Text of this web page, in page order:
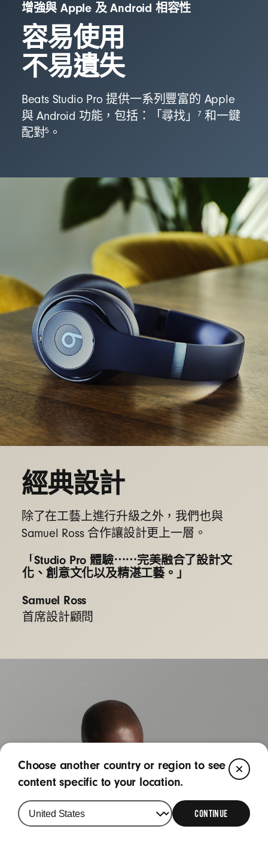
增強與 Apple 及 Android 相容性
容易使用
不易遺失
Beats Studio Pro 提供一系列豐富的 Apple
與 Android 功能，包括：「尋找」
7 和一鍵
配對5 。
經典設計
除了在工藝上進行升級之外，我們也與
Samuel Ross 合作讓設計更上一層。
「Studio Pro 體驗⋯⋯完美融合了設計文
化、創意文化以及精湛工藝。」
Samuel Ross
首席設計顧問
Choose another country or region to see
content specific to your location.
CONTINUE